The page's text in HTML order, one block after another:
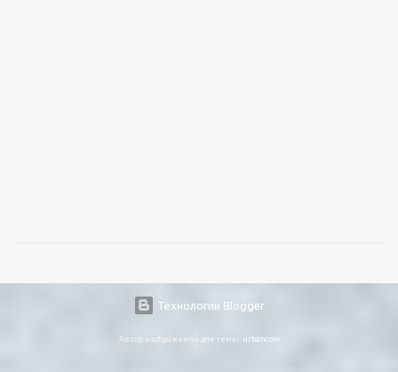
Технологии Blogger
Автор изображений для темы: urbancow